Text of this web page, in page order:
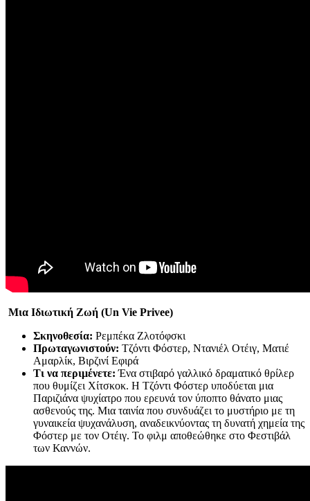
Μια Ιδιωτική Ζωή (Un Vie Privee)
Σκηνοθεσία: Ρεμπέκα Ζλοτόφσκι
Πρωταγωνιστούν: Τζόντι Φόστερ, Ντανιέλ Οτέιγ, Ματιέ
Αμαρλίκ, Βιρζινί Εφιρά
Τι να περιμένετε: Ένα στιβαρό γαλλικό δραματικό θρίλερ
που θυμίζει Χίτσκοκ. Η Τζόντι Φόστερ υποδύεται μια
Παριζιάνα ψυχίατρο που ερευνά τον ύποπτο θάνατο μιας
ασθενούς της. Μια ταινία που συνδυάζει το μυστήριο με τη
γυναικεία ψυχανάλυση, αναδεικνύοντας τη δυνατή χημεία της
Φόστερ με τον Οτέιγ. Το φιλμ αποθεώθηκε στο Φεστιβάλ
των Καννών.